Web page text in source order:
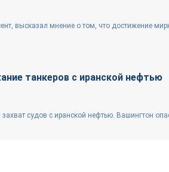
высказал мнение о том, что достижение
танкеров с иранской нефтью
судов с иранской нефтью. Вашингтон